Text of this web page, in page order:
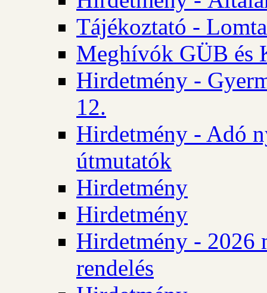
Tájékoztató -
Meghívók GÜB és
Hirdetmény -
12.
Hirdetmény - Adó
útmutatók
Hirdetmény
Hirdetmény
Hirdetmény - 2026
rendelés